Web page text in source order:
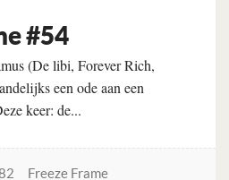
#54
(De libi, Forever Rich,
een ode aan een
keer: de...
Freeze Frame